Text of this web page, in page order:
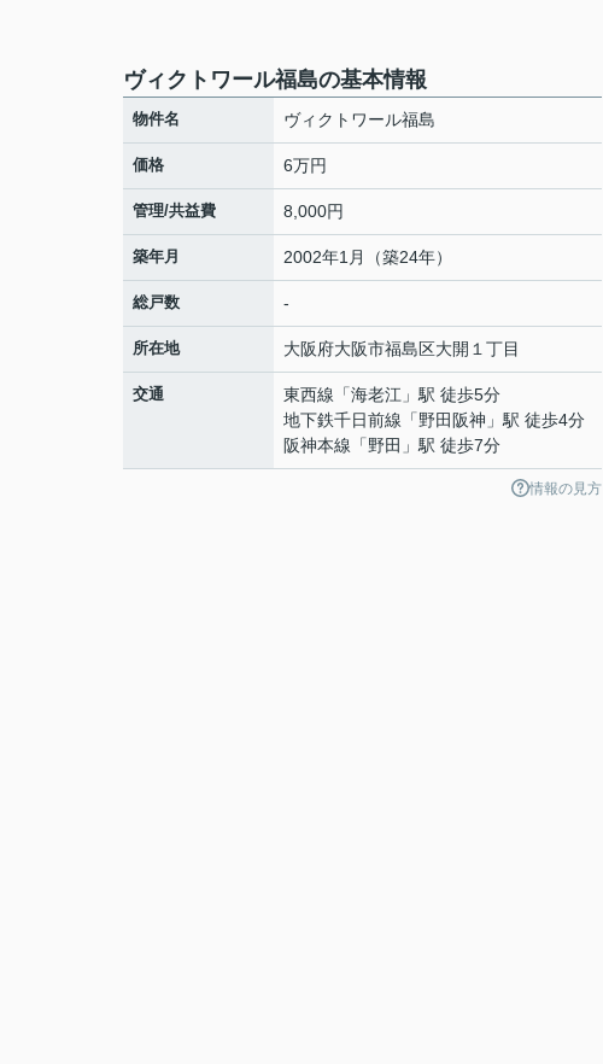
ヴィクトワール福島の基本情報
物件名 ヴィクトワール福島
価格 6万円
管理/共益費 8,000円
築年月 2002年1月（築24年）
総戸数 -
所在地 大阪府大阪市福島区大開 １丁目
交通 東西線 「海老江 」駅 徒歩5分
地下鉄千日前線 「野田阪神 」駅 徒歩4分
阪神本線 「野田 」駅 徒歩7分
情報の見方